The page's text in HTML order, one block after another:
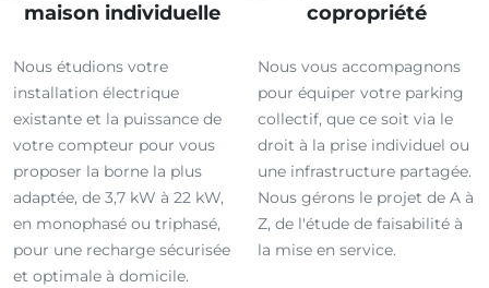
maison individuelle
Nous étudions votre
installation électrique
existante et la puissance de
votre compteur pour vous
proposer la borne la plus
adaptée, de 3,7 kW à 22 kW,
en monophasé ou triphasé,
pour une recharge sécurisée
et optimale à domicile.
copropriété
Nous vous accompagnons
pour équiper votre parking
collectif, que ce soit via le
droit à la prise individuel ou
une infrastructure partagée.
Nous gérons le projet de A à
Z, de l'étude de faisabilité à
la mise en service.